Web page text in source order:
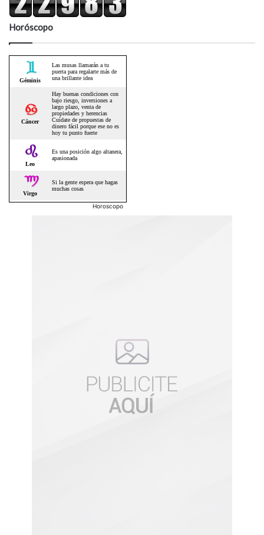
Horóscopo
Horoscopo